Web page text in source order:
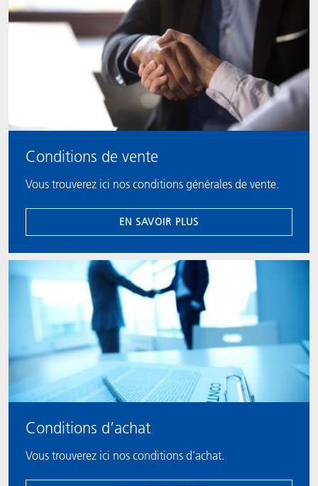
Conditions de vente
Vous trouverez ici nos conditions générales de vente.
EN SAVOIR PLUS
Conditions d’achat
Vous trouverez ici nos conditions d’achat.